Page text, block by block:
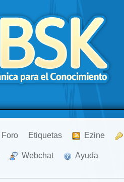
Foro Etiquetas Ezine
Webchat Ayuda